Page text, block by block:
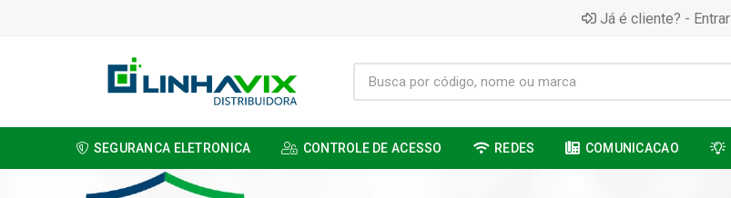
Já é cliente? - Entrar
SEGURANCA ELETRONICA CONTROLE DE ACESSO REDES COMUNICACAO